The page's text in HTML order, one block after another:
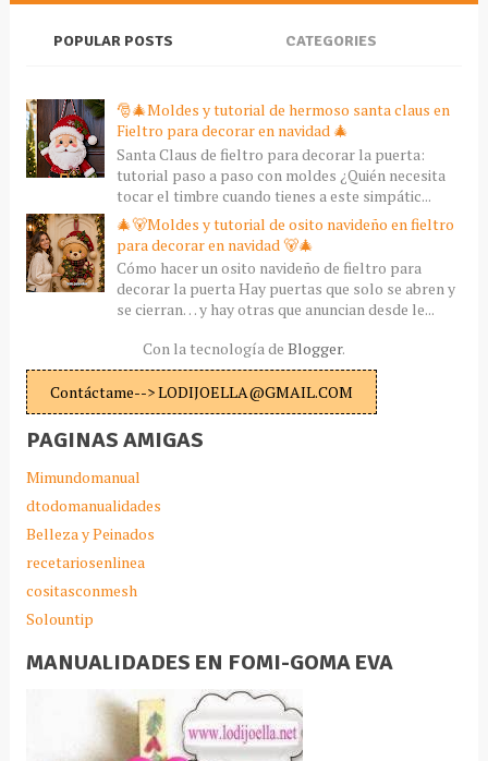
POPULAR POSTS CATEGORIES
🎅🎄Moldes y tutorial de hermoso santa claus en
Fieltro para decorar en navidad 🎄
Santa Claus de fieltro para decorar la puerta:
tutorial paso a paso con moldes ¿Quién necesita
tocar el timbre cuando tienes a este simpátic...
🎄🐻Moldes y tutorial de osito navideño en fieltro
para decorar en navidad 🐻🎄
Cómo hacer un osito navideño de fieltro para
decorar la puerta Hay puertas que solo se abren y
se cierran… y hay otras que anuncian desde le...
Con la tecnología de Blogger.
Contáctame--> LODIJOELLA@GMAIL.COM
PAGINAS AMIGAS
Mimundomanual
dtodomanualidades
Belleza y Peinados
recetariosenlinea
cositasconmesh
Solountip
MANUALIDADES EN FOMI-GOMA EVA